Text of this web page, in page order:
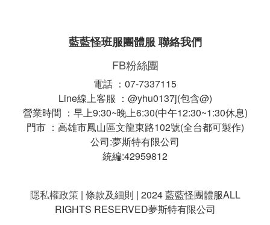
藍藍怪班服團體服 聯絡我們
FB粉絲團
電話 ：07-7337115
Line線上客服 ：@yhu0137j(包含@)
營業時間 ：早上9:30~晚上6:30(中午12:30~1:30休息)
門市 ：高雄市鳳山區文龍東路102號(全台都可製作)
公司:夢斯特有限公司
統編:42959812
隱私權政策| 條款及細則 | 2024 藍藍怪團體服ALL
RIGHTS RESERVED夢斯特有限公司